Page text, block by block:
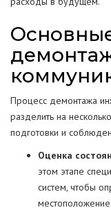
Процесс демонтажа
разделить на
подготовки и
Оценка
этом этапе
систем, чтобы